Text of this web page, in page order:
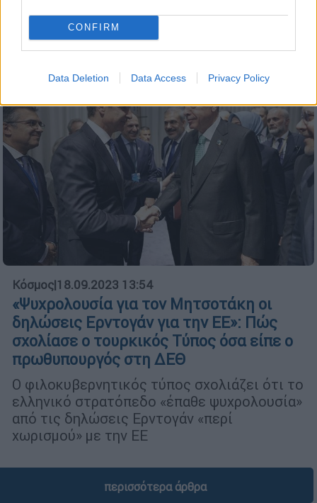
CONFIRM
Data Deletion Data Access Privacy Policy
Dome στην Κύπρο
Κόσμος|18.09.2023 13:54
«Ψυχρολουσία για τον Μητσοτάκη οι
δηλώσεις Ερντογάν για την ΕΕ»: Πώς
σχολίασε ο τουρκικός Τύπος όσα είπε ο
πρωθυπουργός στη ΔΕΘ
Ο φιλοκυβερνητικός τύπος σχολιάζει ότι το
ελληνικό στρατόπεδο «έπαθε ψυχρολουσία»
από τις δηλώσεις Ερντογάν «περί
χωρισμού» με την ΕΕ
περισσότερα άρθρα